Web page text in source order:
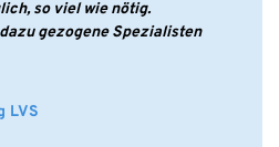
so viel wie nötig.
gezogene Spezialisten
LVS